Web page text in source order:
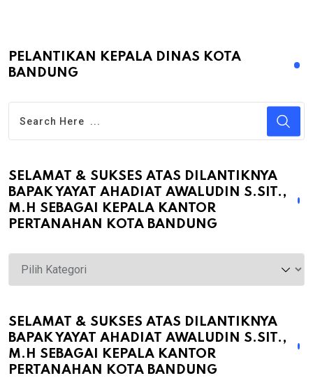
PELANTIKAN KEPALA DINAS KOTA
BANDUNG
SELAMAT & SUKSES ATAS DILANTIKNYA
BAPAK YAYAT AHADIAT AWALUDIN S.SIT.,
M.H SEBAGAI KEPALA KANTOR
PERTANAHAN KOTA BANDUNG
Selamat
&
atas
Dilantiknya
Bapak
SELAMAT & SUKSES ATAS DILANTIKNYA
BAPAK YAYAT AHADIAT AWALUDIN S.SIT.,
M.H SEBAGAI KEPALA KANTOR
PERTANAHAN KOTA BANDUNG